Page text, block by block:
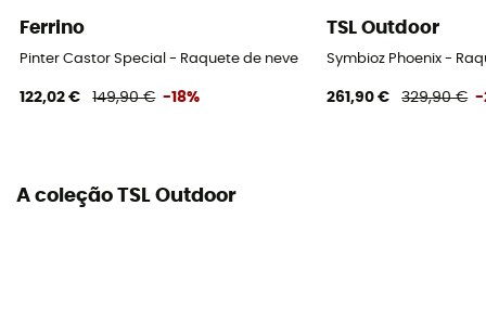
Ferrino
Pinter Castor Special - Raquete de neve
122,02 € 149,90 € -18%
TSL Outdoor
Symbioz Phoenix -
261,90 € 329,90 € -
A coleção TSL Outdoor